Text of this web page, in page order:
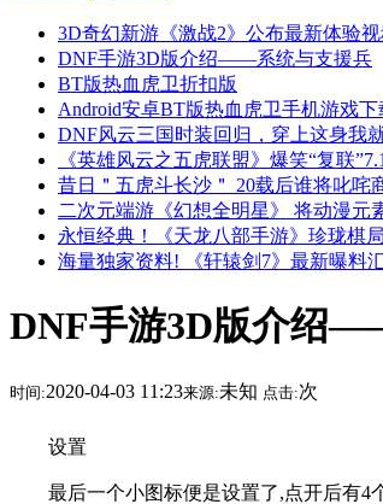
3D奇幻新游《激战2》公布最新体验视
DNF手游3D版介绍——系统与支援兵
BT版热血虎卫折扣版
Android安卓BT版热血虎卫手机游戏下
DNF风云三国时装回归，穿上这身我
《英雄风云之五虎联盟》爆笑“复联
昔日＂五虎斗长沙＂ 20载后谁将叱咤
二次元端游《幻想全明星》 将动漫元
永恒经典！《天龙八部手游》珍珑棋
海量独家资料! 《轩辕剑7》最新曝料
DNF手游3D版介绍
时间:2020-04-03 11:23来源:未知 点击:次
设置
最后一个小图标便是设置了,点开后有4